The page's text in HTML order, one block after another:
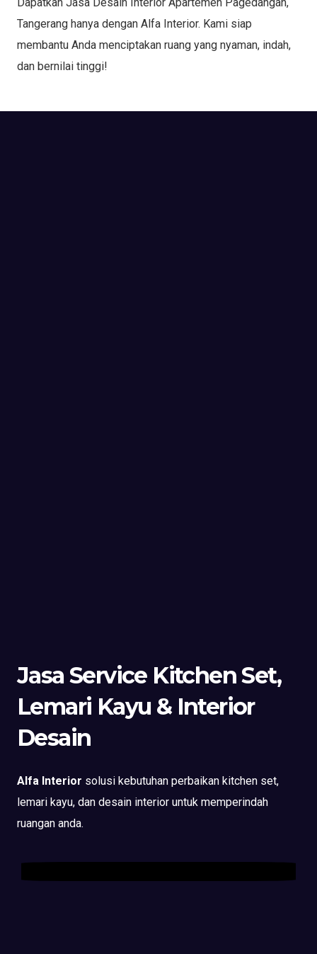
Tangerang hanya dengan Alfa Interior. Kami siap
membantu Anda menciptakan ruang yang nyaman, indah,
dan bernilai tinggi!
Jasa Service Kitchen Set,
Lemari Kayu & Interior
Desain
Alfa Interior solusi kebutuhan perbaikan kitchen set,
lemari kayu, dan desain interior untuk memperindah
ruangan anda.